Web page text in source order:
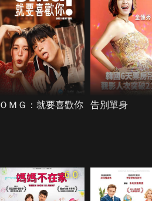
ＯＭＧ：就要喜歡你 告別單身
6.0